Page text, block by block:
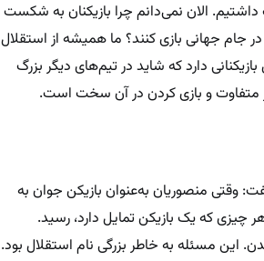
الان نمی‌دانم چرا بازیکنان به شکست
جام جهانی بازی کنند؟ ما همیشه از استقلال
دارد که شاید در تیم‌های دیگر بزرگ
متفاوت و بازی کردن در آن سخت است.
وقتی منصوریان به‌عنوان بازیکن جوان به
که یک بازیکن تمایل دارد، رسید.
این مسئله به خاطر بزرگی نام استقلال بود.